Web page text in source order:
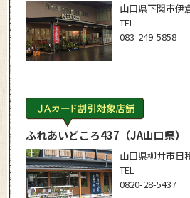
山口県下関市伊
TEL
083-249-5858
ふれあいどころ437 （JA山口県）
山口県柳井市日
TEL
0820-28-5437